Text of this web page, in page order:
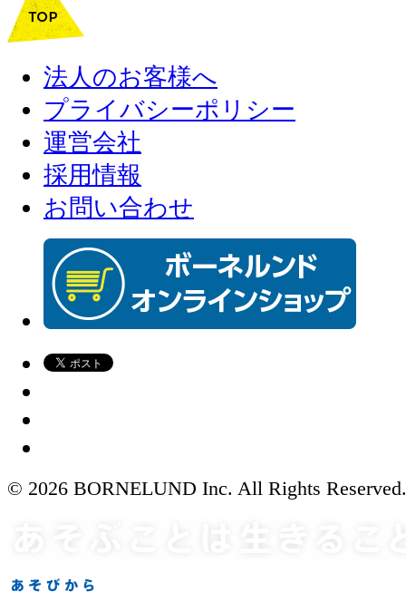
法人のお客様へ
プライバシーポリシー
運営会社
採用情報
お問い合わせ
© 2026 BORNELUND Inc. All Rights Reserved.